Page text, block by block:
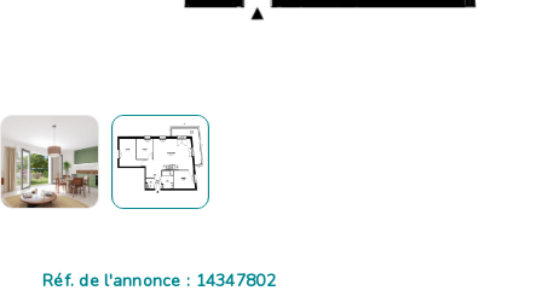
Réf. de l'annonce : 14347802